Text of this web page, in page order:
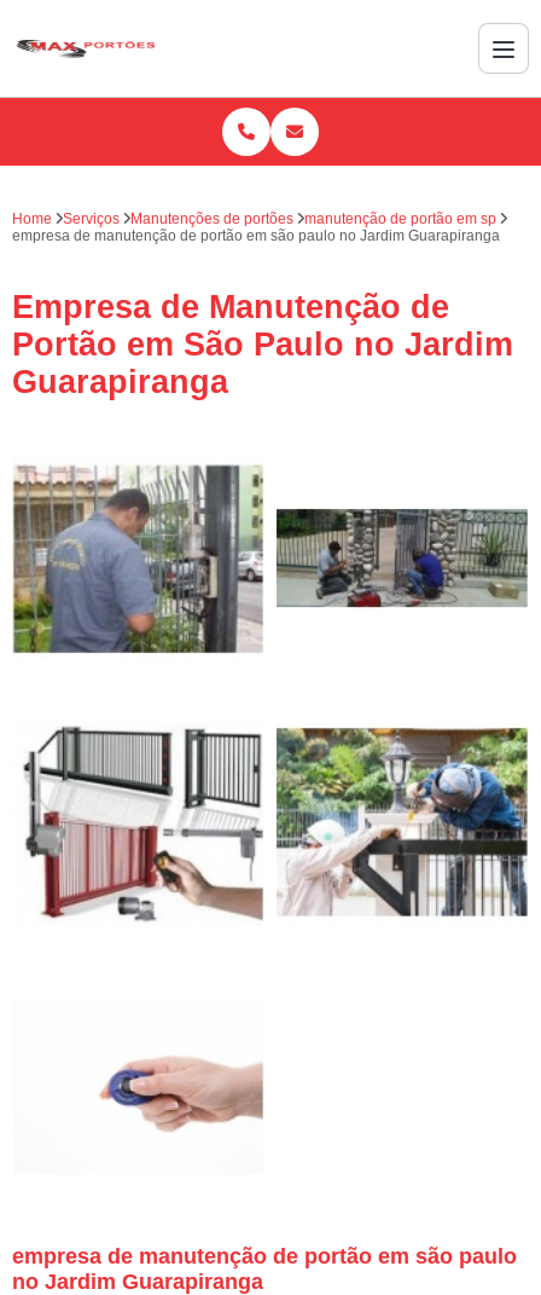
Home Serviços Manutenções de portões
manutenção de portão em sp
empresa de manutenção de portão em são paulo no Jardim Guarapiranga
Empresa de Manutenção de
Portão em São Paulo no Jardim
Guarapiranga
empresa de manutenção de portão em são paulo
no Jardim Guarapiranga